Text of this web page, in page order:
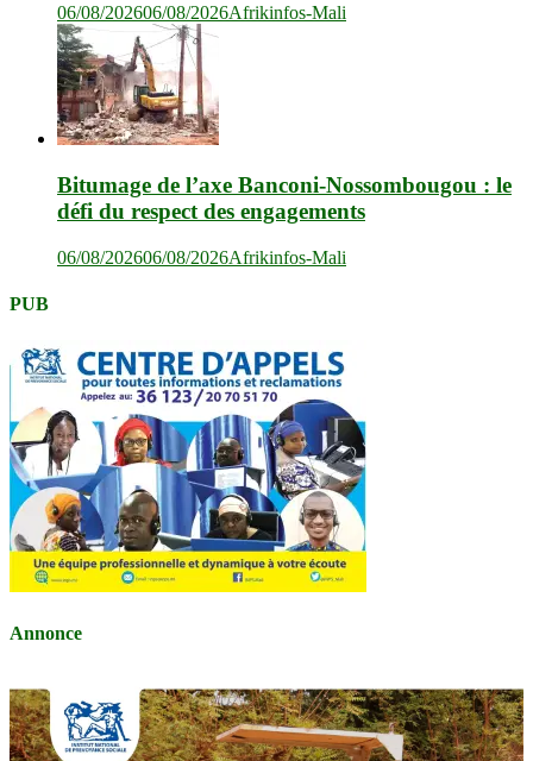
06/08/202606/08/2026Afrikinfos-Mali
Bitumage de l’axe Banconi-Nossombougou : le
défi du respect des engagements
06/08/202606/08/2026Afrikinfos-Mali
PUB
Annonce